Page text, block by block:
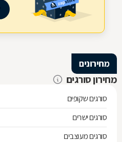
מחירונים
מחירון סורגים
סורגים שקופים
סורגים ישרים
סורגים מעוצבים